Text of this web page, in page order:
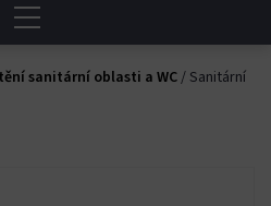
sanitární oblasti a WC/ Sanitární